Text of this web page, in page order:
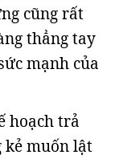
cũng rất
thẳng tay
mạnh của
hoạch trả
kẻ muốn lật